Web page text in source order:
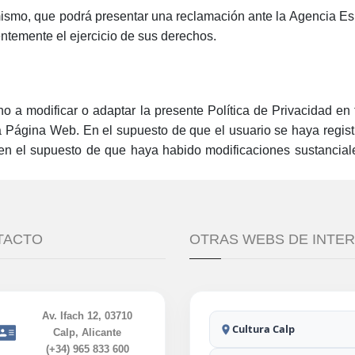
que podrá presentar una reclamación ante la Agencia
el ejercicio de sus derechos.
a modificar o adaptar la presente Política de Privacidad
Web. En el supuesto de que el usuario se haya
el supuesto de que haya habido modificaciones
Av. Ifach 12, 03710
Calp, Alicante
(+34) 965 833 600
OTRAS WEBS DE
Cultura Calp